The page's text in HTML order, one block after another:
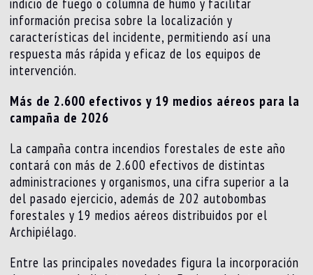
indicio de fuego o columna de humo y facilitar
información precisa sobre la localización y
características del incidente, permitiendo así una
respuesta más rápida y eficaz de los equipos de
intervención.
Más de 2.600 efectivos y 19 medios aéreos para la
campaña de 2026
La campaña contra incendios forestales de este año
contará con más de 2.600 efectivos de distintas
administraciones y organismos, una cifra superior a la
del pasado ejercicio, además de 202 autobombas
forestales y 19 medios aéreos distribuidos por el
Archipiélago.
Entre las principales novedades figura la incorporación